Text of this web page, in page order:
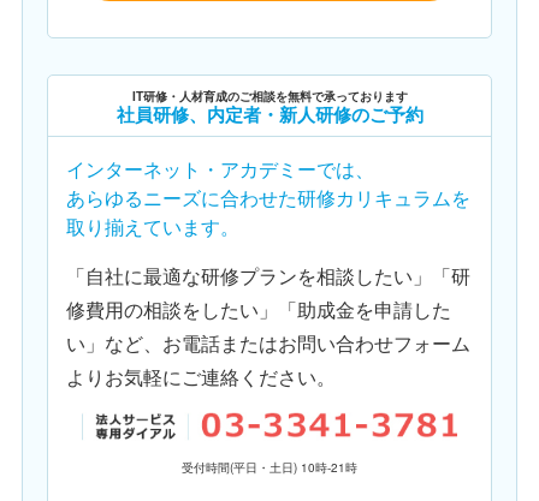
IT研修・人材育成のご相談を無料で承っております
社員研修、内定者・新人研修のご予約
インターネット・アカデミーでは、
あらゆるニーズに合わせた研修カリキュラムを
取り揃えています。
「自社に最適な研修プランを相談したい」「研
修費用の相談をしたい」「助成金を申請した
い」など、お電話またはお問い合わせフォーム
よりお気軽にご連絡ください。
受付時間(平日・土日) 10時-21時